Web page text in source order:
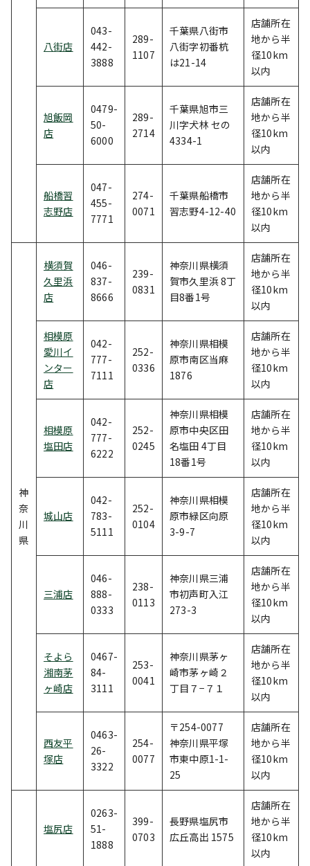
八街店
043-
442-
3888
289-
1107
千葉県八街市
八街字初番杭
は21-14
店舗所在
地から半
径10km
以内
旭飯岡
店
0479-
50-
6000
289-
2714
千葉県旭市三
川字犬林 セの
4334-1
店舗所在
地から半
径10km
以内
船橋習
志野店
047-
455-
7771
274-
0071
千葉県船橋市
習志野4-12-40
店舗所在
地から半
径10km
以内
神
奈
川
県
横須賀
久里浜
店
046-
837-
8666
239-
0831
神奈川県横須
賀市久里浜 8丁
目8番1号
店舗所在
地から半
径10km
以内
相模原
愛川イ
ンター
店
042-
777-
7111
252-
0336
神奈川県相模
原市南区当麻
1876
店舗所在
地から半
径10km
以内
相模原
塩田店
042-
777-
6222
252-
0245
神奈川県相模
原市中央区田
名塩田 4丁目
18番1号
店舗所在
地から半
径10km
以内
城山店
042-
783-
5111
252-
0104
神奈川県相模
原市緑区向原
3-9-7
店舗所在
地から半
径10km
以内
三浦店
046-
888-
0333
238-
0113
神奈川県三浦
市初声町入江
273-3
店舗所在
地から半
径10km
以内
そよら
湘南茅
ヶ崎店
0467-
84-
3111
253-
0041
神奈川県茅ヶ
崎市茅ヶ崎２
丁目７−７１
店舗所在
地から半
径10km
以内
西友平
塚店
0463-
26-
3322
254-
0077
〒254-0077
神奈川県平塚
市東中原1-1-
25
店舗所在
地から半
径10km
以内
塩尻店
0263-
51-
1888
399-
0703
長野県塩尻市
広丘高出 1575
店舗所在
地から半
径10km
以内